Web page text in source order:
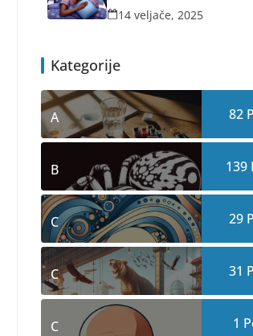
14 veljače, 2025
Kategorije
A 82
B 139
C 29
C 31
C 1